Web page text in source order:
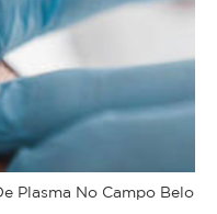
Plasma No Campo Belo